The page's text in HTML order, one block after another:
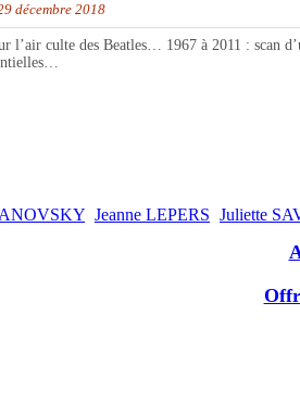
décembre 2018
culte des Beatles… 1967 à 2011 : scan
Jeanne LEPERS Juliette